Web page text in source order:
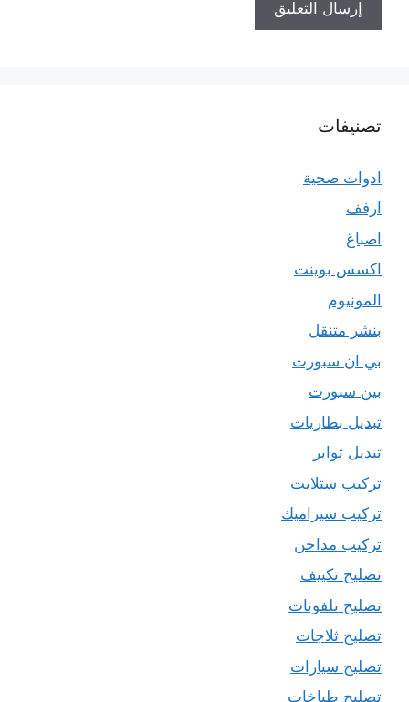
تصنيفات
ادوات صحية
ارفف
اصباغ
اكسس بوينت
المونيوم
بنشر متنقل
بي ان سبورت
بين سبورت
تبديل بطاريات
تبديل تواير
تركيب ستلايت
تركيب سيراميك
تركيب مداخن
تصليح تكييف
تصليح تلفونات
تصليح ثلاجات
تصليح سيارات
تصليح طباخات